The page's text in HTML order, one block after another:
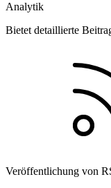
Analytik
Bietet detaillierte
Veröffentlichung von